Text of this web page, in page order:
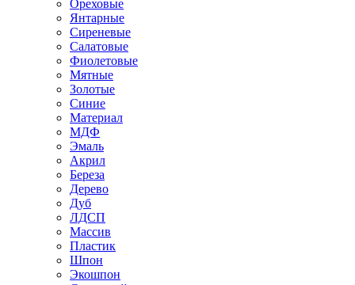
Ореховые
Янтарные
Сиреневые
Салатовые
Фиолетовые
Мятные
Золотые
Синие
Материал
МДФ
Эмаль
Акрил
Береза
Дерево
Дуб
ЛДСП
Массив
Пластик
Шпон
Экошпон